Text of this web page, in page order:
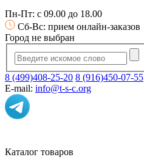
Пн-Пт: с 09.00 до 18.00
Сб-Вс: прием онлайн-заказов
Город не выбран
8 (499)408-25-20 8 (916)450-07-55
E-mail: info@t-s-c.org
Каталог товаров